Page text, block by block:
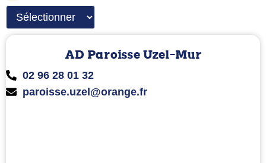
AD Paroisse Uzel-Mur
02 96 28 01 32
paroisse.uzel@orange.fr